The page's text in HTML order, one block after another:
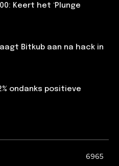
Keert het ‘Plunge
Bitkub aan na hack in
ondanks positieve
6965